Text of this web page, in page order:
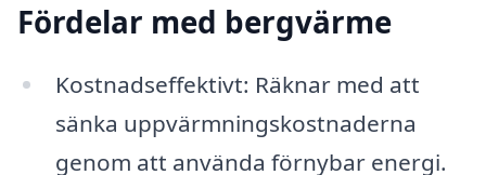
Fördelar med bergvärme
Kostnadseffektivt: Räknar med att
sänka uppvärmningskostnaderna
genom att använda förnybar energi.